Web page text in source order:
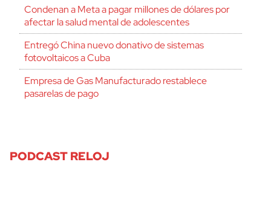
Condenan a Meta a pagar millones de dólares por
afectar la salud mental de adolescentes
Entregó China nuevo donativo de sistemas
fotovoltaicos a Cuba
Empresa de Gas Manufacturado restablece
pasarelas de pago
PODCAST RELOJ